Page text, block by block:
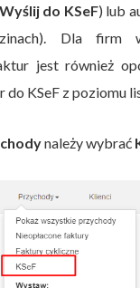
Wyślij do KSeF) lub
Dla firm
jest również
do KSeF z poziomu
należy wybrać